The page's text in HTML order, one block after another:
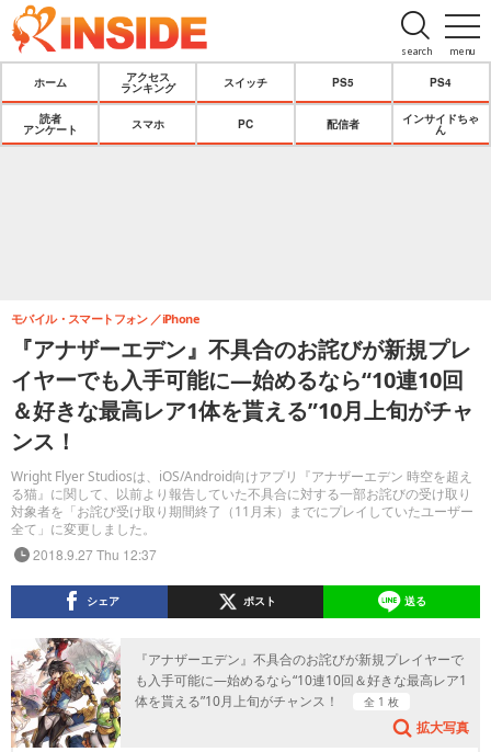
menu
search
ホーム
アクセス
ランキング
スイッチ PS5 PS4
読者
アンケート
スマホ PC 配信者
インサイドちゃ
ん
『アナザーエデン』不具合のお詫びが新規プレ
イヤーでも入手可能に―始めるなら“10連10回
＆好きな最高レア1体を貰える”10月上旬がチャ
ンス！
Wright Flyer Studiosは、iOS/Android向けアプリ『アナザーエデン 時空を超え
る猫』に関して、以前より報告していた不具合に対する一部お詫びの受け取り
対象者を「お詫び受け取り期間終了（11月末）までにプレイしていたユーザー
全て」に変更しました。
モバイル・スマートフォン iPhone
2018.9.27 Thu 12:37
シェア ポスト 送る
『アナザーエデン』不具合のお詫びが新規プレイヤーで
も入手可能に―始めるなら“10連10回＆好きな最高レア1
体を貰える”10月上旬がチャンス！
全 1 枚
拡大写真